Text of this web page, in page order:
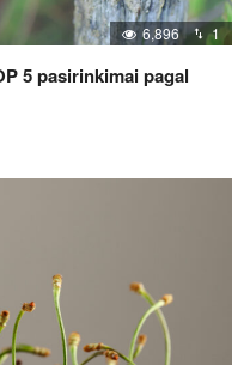
6,896 1
5 pasirinkimai pagal